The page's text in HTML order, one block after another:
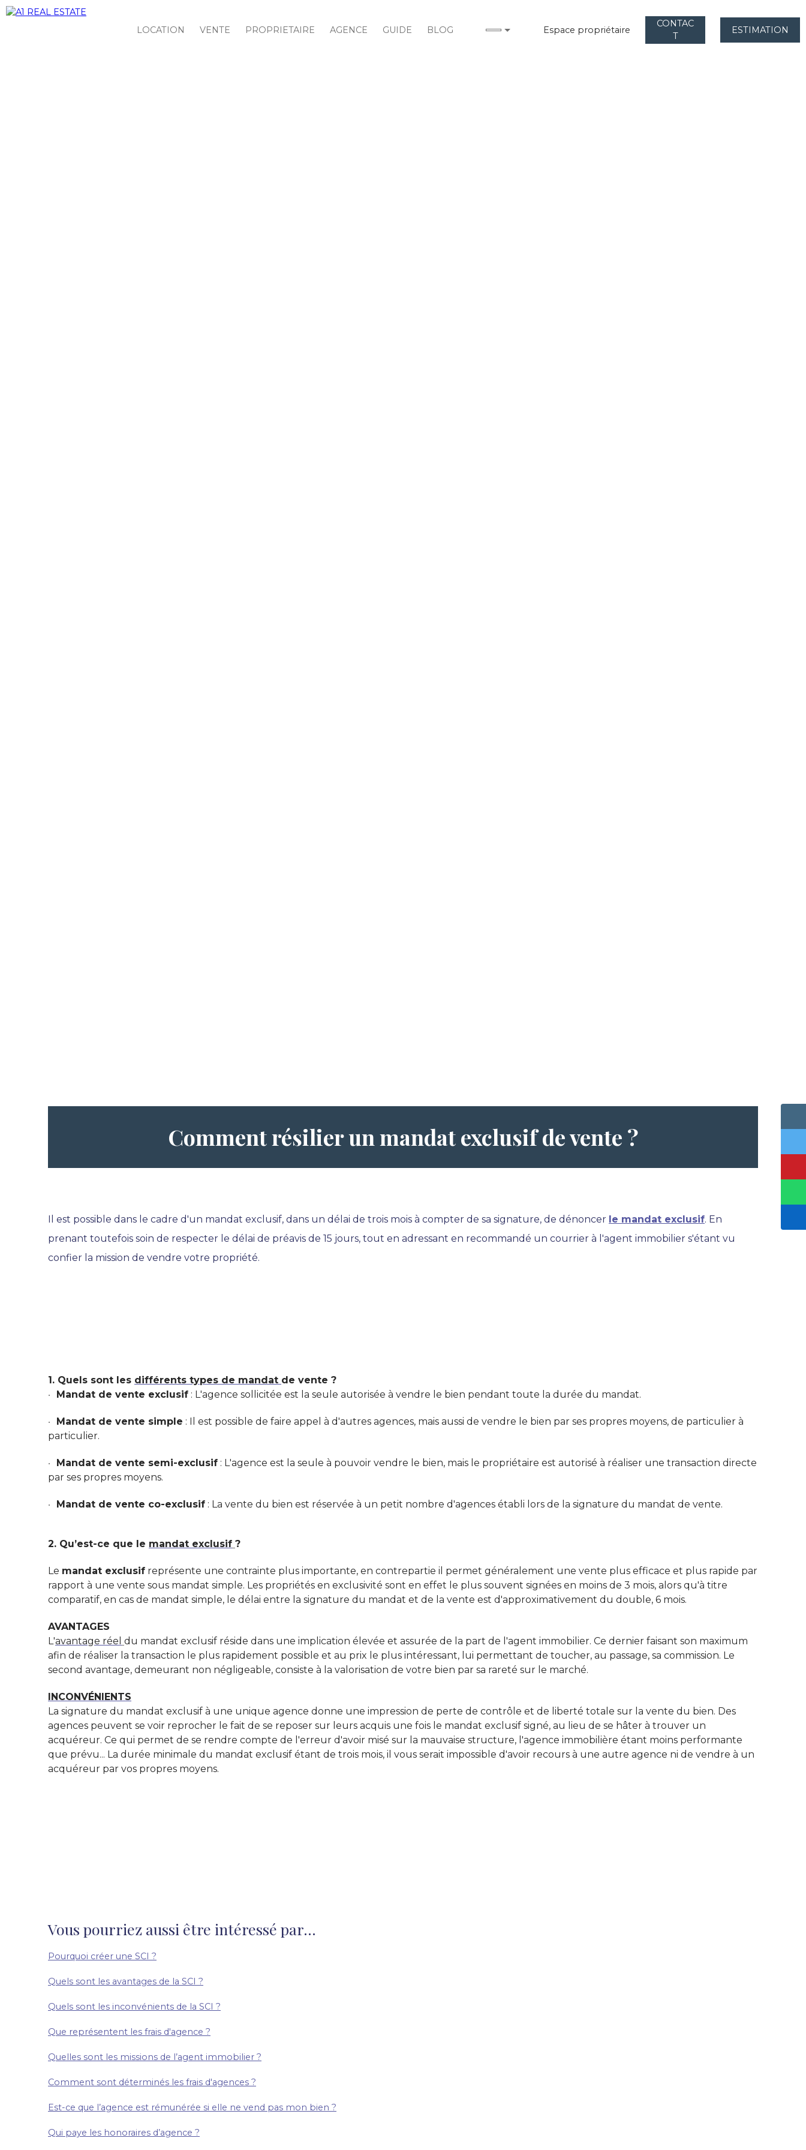
LOCATION VENTE PROPRIETAIRE AGENCE GUIDE BLOG Espace propriétaire
CONTAC
T
ESTIMATION
Comment résilier un mandat exclusif de vente ?
Il est possible dans le cadre d'un mandat exclusif, dans un délai de trois mois à compter de sa signature, de dénoncer le mandat exclusif. En
prenant toutefois soin de respecter le délai de préavis de 15 jours, tout en adressant en recommandé un courrier à l'agent immobilier s'étant vu
confier la mission de vendre votre propriété.
1. Quels sont les différents types de mandat de vente ?
Mandat de vente exclusif : L'agence sollicitée est la seule autorisée à vendre le bien pendant toute la durée du mandat.
Mandat de vente simple : Il est possible de faire appel à d'autres agences, mais aussi de vendre le bien par ses propres moyens, de particulier à
particulier.
Mandat de vente semi-exclusif : L'agence est la seule à pouvoir vendre le bien, mais le propriétaire est autorisé à réaliser une transaction directe
par ses propres moyens.
Mandat de vente co-exclusif : La vente du bien est réservée à un petit nombre d'agences établi lors de la signature du mandat de vente.
2. Qu’est-ce que le mandat exclusif ?
Le mandat exclusif représente une contrainte plus importante, en contrepartie il permet généralement une vente plus efficace et plus rapide par
rapport à une vente sous mandat simple. Les propriétés en exclusivité sont en effet le plus souvent signées en moins de 3 mois, alors qu'à titre
comparatif, en cas de mandat simple, le délai entre la signature du mandat et de la vente est d'approximativement du double, 6 mois.
AVANTAGES
L 'avantage réel du mandat exclusif réside dans une implication élevée et assurée de la part de l'agent immobilier. Ce dernier faisant son maximum
afin de réaliser la transaction le plus rapidement possible et au prix le plus intéressant, lui permettant de toucher, au passage, sa commission. Le
second avantage, demeurant non négligeable, consiste à la valorisation de votre bien par sa rareté sur le marché.
INCONVÉNIENTS
La signature du mandat exclusif à une unique agence donne une impression de perte de contrôle et de liberté totale sur la vente du bien. Des
agences peuvent se voir reprocher le fait de se reposer sur leurs acquis une fois le mandat exclusif signé, au lieu de se hâter à trouver un
acquéreur. Ce qui permet de se rendre compte de l'erreur d'avoir misé sur la mauvaise structure, l'agence immobilière étant moins performante
que prévu... La durée minimale du mandat exclusif étant de trois mois, il vous serait impossible d'avoir recours à une autre agence ni de vendre à un
acquéreur par vos propres moyens.
Vous pourriez aussi être intéressé par...
Pourquoi créer une SCI ?
Quels sont les avantages de la SCI ?
Quels sont les inconvénients de la SCI ?
Que représentent les frais d'agence ?
Quelles sont les missions de l’agent immobilier ?
Comment sont déterminés les frais d'agences ?
Est-ce que l’agence est rémunérée si elle ne vend pas mon bien ?
Qui paye les honoraires d’agence ?